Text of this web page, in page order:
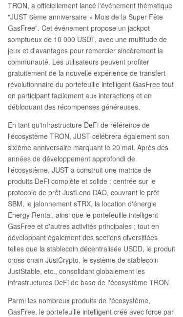
eurs sélectionnés chaque jour voient leurs frais r
emboursés à 100%. 3. **Offre spéciale Bitcoin Pi
zza Day** : Cadeaux thématiques pour célébrer
cette fête crypto. 4. **Tombola du 6e anniversair
e de JUST** : Lots surprises pour les "poissons ro
uges" chanceux. 5. **Quiz de connaissances** :
Répondez aux questions sur JUST et GasFree p
our gagner des récompenses. Pour participer, le
s utilisateurs doivent utiliser un portefeuille com
patible GasFree (comme TronLink, recommand
t effectuer au moins un transfert. GasFree, lancé
en mars 2025, a déjà traité plus de 872 milliards
de dollars d'actifs et économisé 612 millions de
dollars de frais aux utilisateurs. Il vis ...
TRON, a officiellement lancé l'événement thématique
"JUST 6ème anniversaire × Mois de la Super Fête
GasFree". Cet événement propose un jackpot
somptueux de 10 000 USDT, avec une multitude de
jeux et d'avantages pour remercier sincèrement la
communauté. Les utilisateurs peuvent profiter
gratuitement de la nouvelle expérience de transfert
révolutionnaire du portefeuille intelligent GasFree tout
en participant facilement aux interactions et en
débloquant des récompenses généreuses.
En tant qu'infrastructure DeFi de référence de
l'écosystème TRON, JUST célébrera également son
sixième anniversaire marquant le 20 mai. Après des
années de développement approfondi de
l'écosystème, JUST a construit une matrice de
produits DeFi complète et solide : centrée sur le
protocole de prêt JustLend DAO, couvrant le prêt
SBM, le jalonnement sTRX, la location d'énergie
Energy Rental, ainsi que le portefeuille intelligent
GasFree et d'autres activités principales ; tout en
développant également des sections diversifiées
telles que la stablecoin décentralisée USDD, le produit
cross-chain JustCrypto, le système de stablecoin
JustStable, etc., consolidant globalement les
infrastructures DeFi de base de l'écosystème TRON.
Parmi les nombreux produits de l'écosystème,
GasFree, le portefeuille intelligent créé avec force par